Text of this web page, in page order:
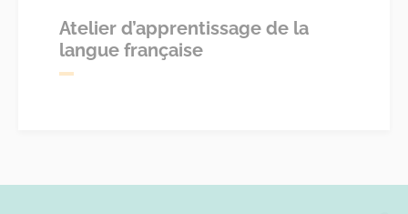
Atelier d’apprentissage de la
langue française